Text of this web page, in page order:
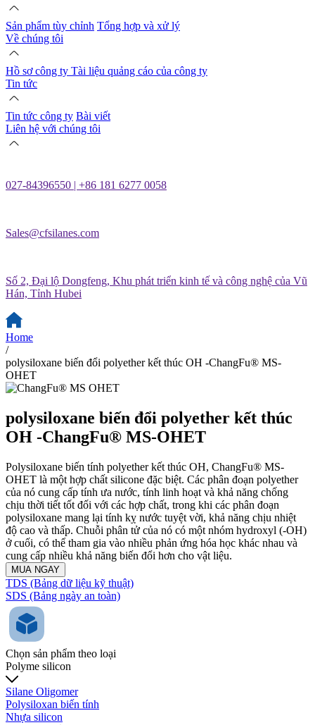
Sản phẩm tùy chỉnh Tổng hợp và xử lý
Về chúng tôi
Hồ sơ công ty Tài liệu quảng cáo của công ty
Tin tức
Tin tức công ty Bài viết
Liên hệ với chúng tôi
027-84396550 | +86 181 6277 0058
Sales@cfsilanes.com
Số 2, Đại lộ Dongfeng, Khu phát triển kinh tế và công nghệ của Vũ
Hán, Tỉnh Hubei
Home
/
polysiloxane biến đổi polyether kết thúc OH -ChangFu® MS-
OHET
polysiloxane biến đổi polyether kết thúc
OH -ChangFu® MS-OHET
Polysiloxane biến tính polyether kết thúc OH, ChangFu® MS-
OHET là một hợp chất silicone đặc biệt. Các phân đoạn polyether
của nó cung cấp tính ưa nước, tính linh hoạt và khả năng chống
chịu thời tiết tốt đối với các hợp chất, trong khi các phân đoạn
polysiloxane mang lại tính kỵ nước tuyệt vời, khả năng chịu nhiệt
độ cao và thấp. Chuỗi phân tử của nó có một nhóm hydroxyl (-OH)
ở cuối, có thể tham gia vào nhiều phản ứng hóa học khác nhau và
cung cấp nhiều khả năng biến đổi hơn cho vật liệu.
MUA NGAY
TDS (Bảng dữ liệu kỹ thuật)
SDS (Bảng ngày an toàn)
Chọn sản phẩm theo loại
Polyme silicon
Silane Oligomer
Polysiloxan biến tính
Nhựa silicon